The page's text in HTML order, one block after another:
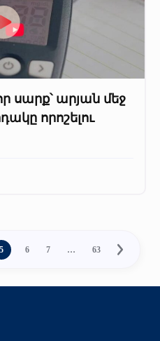
սարք՝ արյան մեջ
որոշելու
5 6 7 … 63